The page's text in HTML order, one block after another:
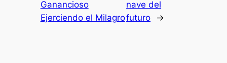
Ganancioso
Ejerciendo el Milagro
nave del
futuro
→